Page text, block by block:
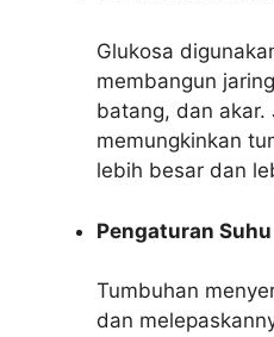
Glukosa
membangun
batang, dan akar.
memungkinkan
lebih besar dan
Pengaturan Suhu
Tumbuhan
dan